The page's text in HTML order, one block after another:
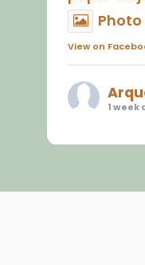
Photo
View on
1 week
juliol la